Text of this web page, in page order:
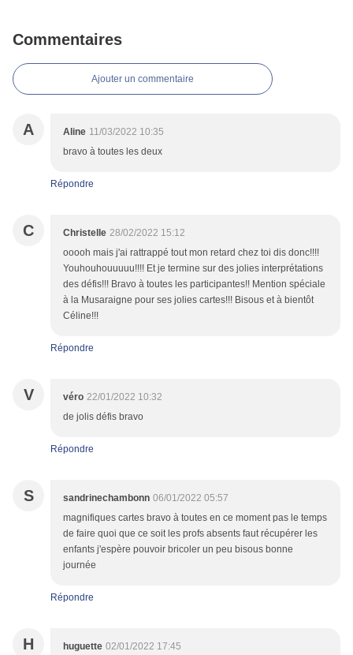
Commentaires
Ajouter un commentaire
A Aline 11/03/2022 10:35
bravo à toutes les deux
Répondre
C Christelle 28/02/2022 15:12
ooooh mais j'ai rattrappé tout mon retard chez toi dis donc!!!!
Youhouhouuuuu!!!! Et je termine sur des jolies interprétations
des défis!!! Bravo à toutes les participantes!! Mention spéciale
à la Musaraigne pour ses jolies cartes!!! Bisous et à bientôt
Céline!!!
Répondre
V véro 22/01/2022 10:32
de jolis défis bravo
Répondre
S sandrinechambonn 06/01/2022 05:57
magnifiques cartes bravo à toutes en ce moment pas le temps
de faire quoi que ce soit les profs absents faut récupérer les
enfants j'espère pouvoir bricoler un peu bisous bonne
journée
Répondre
H huguette 02/01/2022 17:45